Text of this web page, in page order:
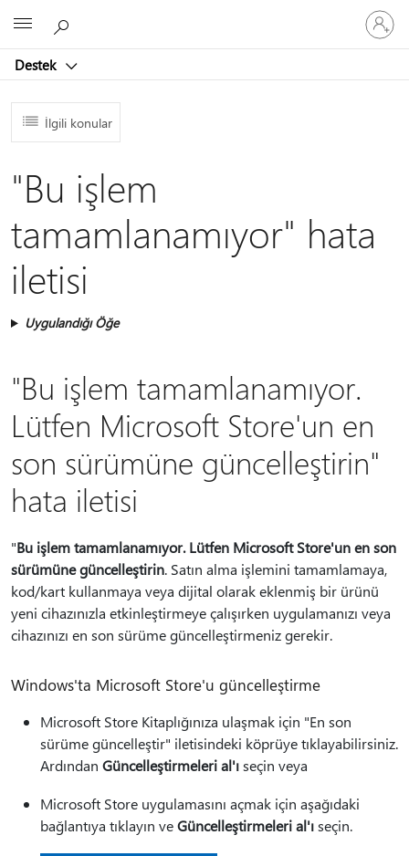
Destek
oturum
açın
İlgili konular
"Bu işlem
tamamlanamıyor" hata
iletisi
Uygulandığı Öğe
"Bu işlem tamamlanamıyor.
Lütfen Microsoft Store'un en
son sürümüne güncelleştirin"
hata iletisi
"Bu işlem tamamlanamıyor. Lütfen Microsoft Store'un en son
sürümüne güncelleştirin. Satın alma işlemini tamamlamaya,
kod/kart kullanmaya veya dijital olarak eklenmiş bir ürünü
yeni cihazınızla etkinleştirmeye çalışırken uygulamanızı veya
cihazınızı en son sürüme güncelleştirmeniz gerekir.
Windows'ta Microsoft Store'u güncelleştirme
Microsoft Store Kitaplığınıza ulaşmak için "En son
sürüme güncelleştir" iletisindeki köprüye tıklayabilirsiniz.
Ardından Güncelleştirmeleri al'ıseçin veya
Microsoft Store uygulamasını açmak için aşağıdaki
bağlantıya tıklayın veGüncelleştirmeleri al'ıseçin.